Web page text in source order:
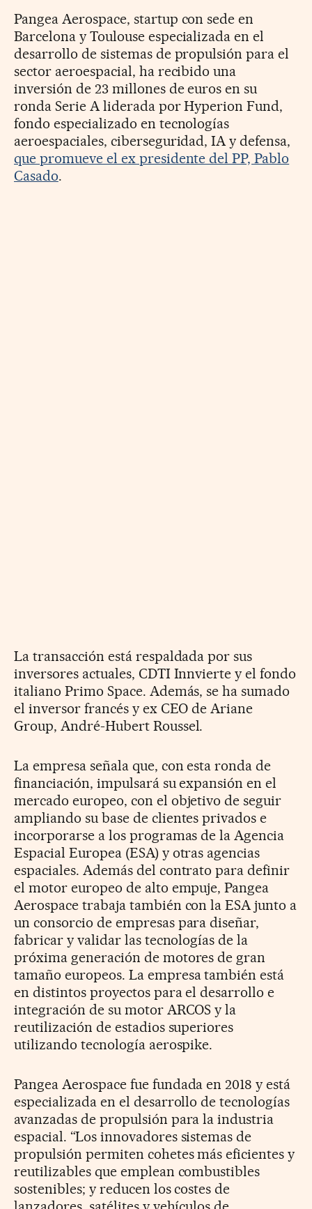
Pangea Aerospace, startup con sede en
Barcelona y Toulouse especializada en el
desarrollo de sistemas de propulsión para el
sector aeroespacial, ha recibido una
inversión de 23 millones de euros en su
ronda Serie A liderada por Hyperion Fund,
fondo especializado en tecnologías
aeroespaciales, ciberseguridad, IA y defensa,
que promueve el ex presidente del PP, Pablo
Casado.
La transacción está respaldada por sus
inversores actuales, CDTI Innvierte y el fondo
italiano Primo Space. Además, se ha sumado
el inversor francés y ex CEO de Ariane
Group, André-Hubert Roussel.
La empresa señala que, con esta ronda de
financiación, impulsará su expansión en el
mercado europeo, con el objetivo de seguir
ampliando su base de clientes privados e
incorporarse a los programas de la Agencia
Espacial Europea (ESA) y otras agencias
espaciales. Además del contrato para definir
el motor europeo de alto empuje, Pangea
Aerospace trabaja también con la ESA junto a
un consorcio de empresas para diseñar,
fabricar y validar las tecnologías de la
próxima generación de motores de gran
tamaño europeos. La empresa también está
en distintos proyectos para el desarrollo e
integración de su motor ARCOS y la
reutilización de estadios superiores
utilizando tecnología aerospike.
Pangea Aerospace fue fundada en 2018 y está
especializada en el desarrollo de tecnologías
avanzadas de propulsión para la industria
espacial. “Los innovadores sistemas de
propulsión permiten cohetes más eficientes y
reutilizables que emplean combustibles
sostenibles; y reducen los costes de